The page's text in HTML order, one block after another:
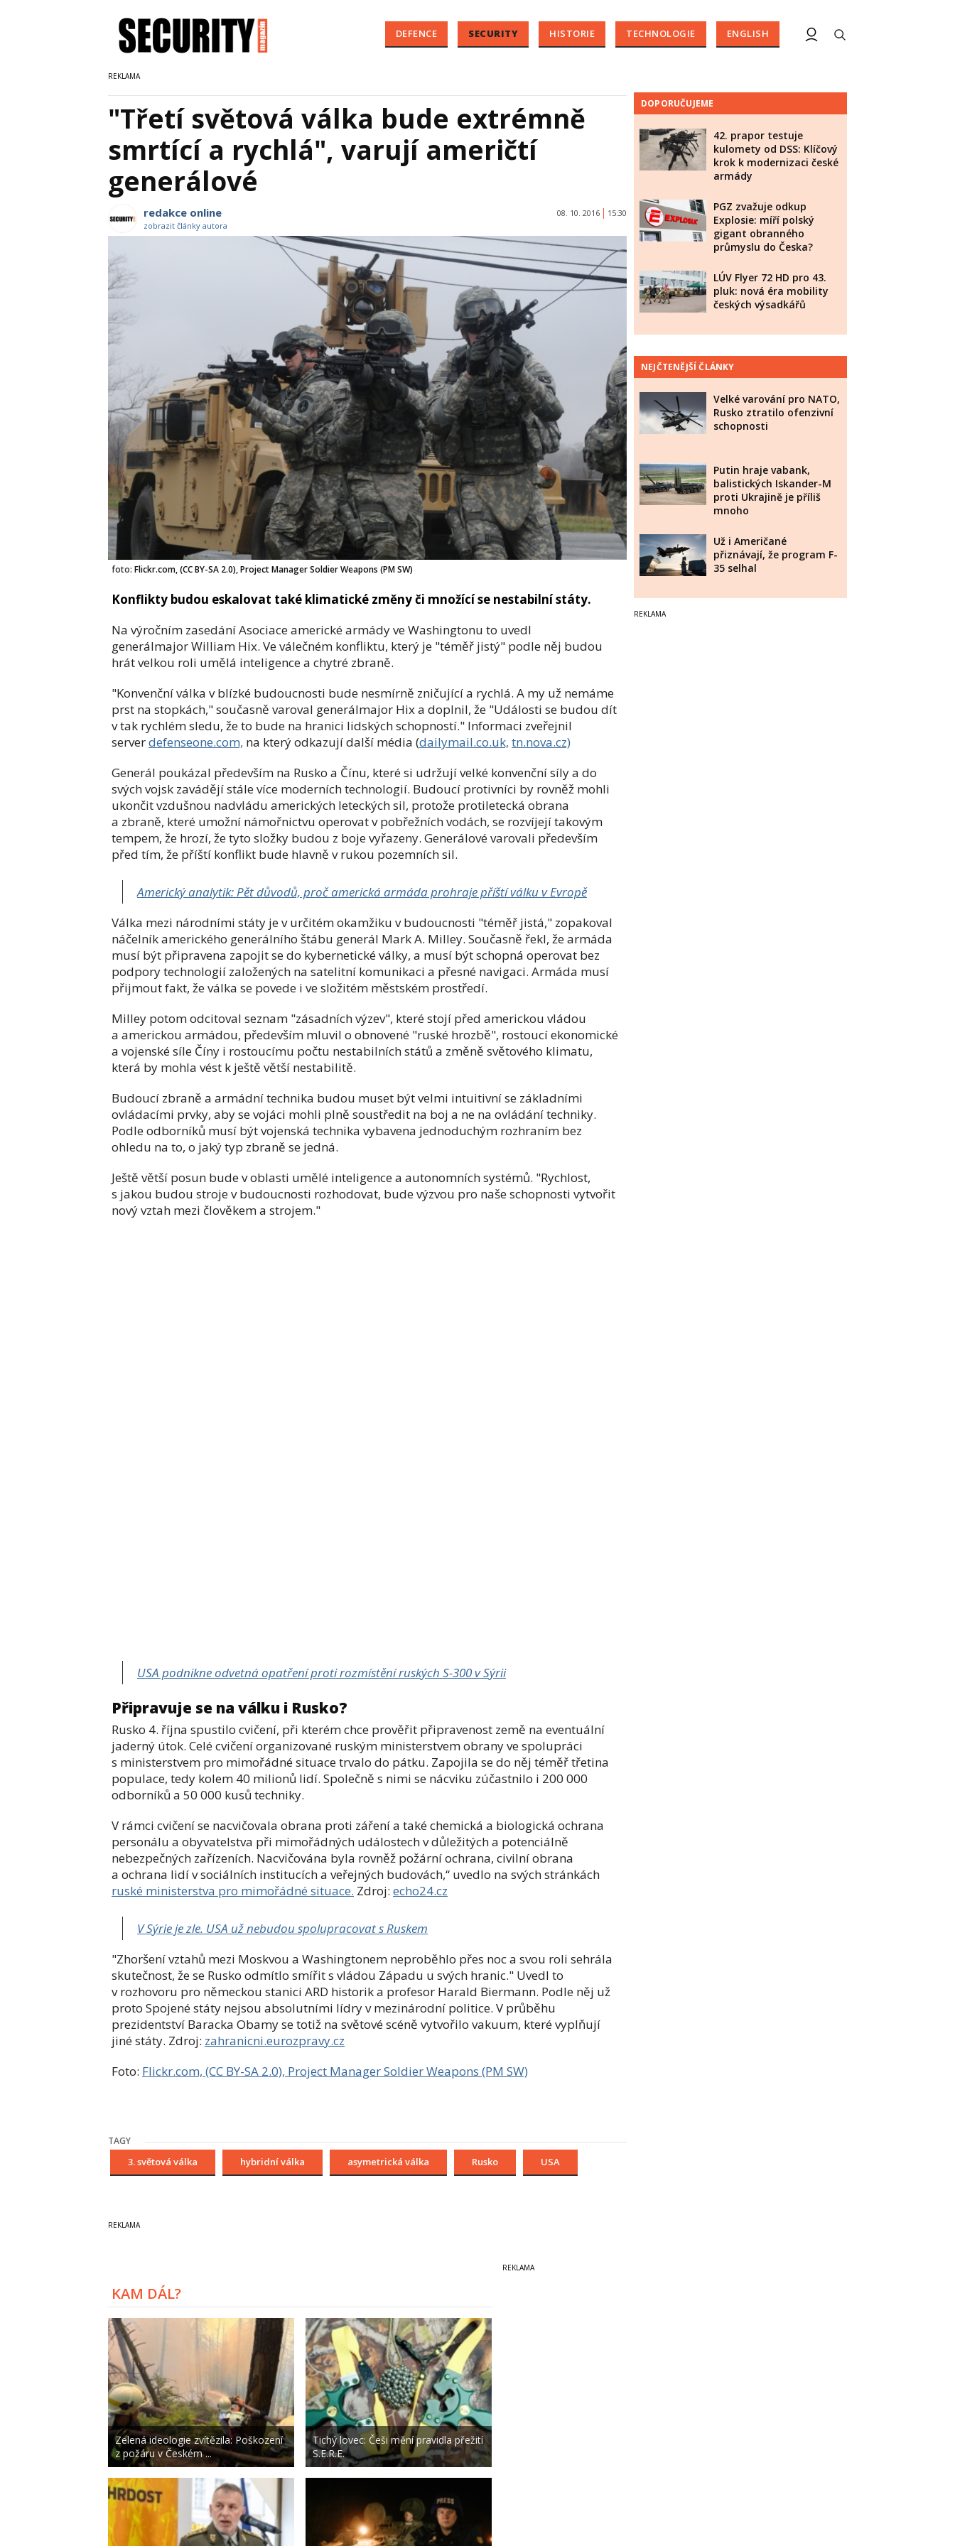
DEFENCE SECURITY HISTORIE TECHNOLOGIE ENGLISH
"Třetí světová válka bude extrémně
smrtící a rychlá", varují američtí
generálové
redakce online
zobrazit články autora
08. 10. 2016 15:30
foto: Flickr.com, (CC BY-SA 2.0), Project Manager Soldier Weapons (PM SW)
Konflikty budou eskalovat také klimatické změny či množící se nestabilní státy.
Na výročním zasedání Asociace americké armády ve Washingtonu to uvedl
generálmajorWilliam Hix. Ve válečném konfliktu, který je "téměř jistý" podle něj budou
hrát velkou roli umělá inteligence a chytré zbraně.
"Konvenční válka v blízké budoucnosti bude nesmírně zničující a rychlá. A my už nemáme
prst na stopkách," současně varoval generálmajor Hix a doplnil, že "Události se budou dít
v tak rychlém sledu, že to bude na hranici lidských schopností." Informaci zveřejnil
serverdefenseone.com, na který odkazují další média (dailymail.co.uk, tn.nova.cz)
Generál poukázal především na Rusko a Čínu, které si udržují velké konvenční síly a do
svých vojsk zavádějí stále více moderních technologií. Budoucí protivníci by rovněž mohli
ukončit vzdušnou nadvládu amerických leteckých sil, protože protiletecká obrana
a zbraně, které umožní námořnictvu operovat v pobřežních vodách, se rozvíjejí takovým
tempem, že hrozí, že tyto složky budou z boje vyřazeny. Generálové varovali především
před tím, že příští konflikt bude hlavně v rukou pozemních sil.
Americký analytik: Pět důvodů, proč americká armáda prohraje příští válku v Evropě
Válka mezi národními státy je v určitém okamžiku v budoucnosti "téměř jistá," zopakoval
náčelník amerického generálního štábu generál Mark A. Milley. Současně řekl, že armáda
musí být připravena zapojit se do kybernetické války, a musí být schopná operovat bez
podpory technologií založených na satelitní komunikaci a přesné navigaci. Armáda musí
přijmout fakt, že válka se povede i ve složitém městském prostředí.
Milley potom odcitoval seznam "zásadních výzev", které stojí před americkou vládou
a americkou armádou, především mluvil o obnovené "ruské hrozbě", rostoucí ekonomické
a vojenské síle Číny i rostoucímu počtu nestabilních států a změně světového klimatu,
která by mohla vést k ještě větší nestabilitě.
Budoucí zbraně a armádní technika budou muset být velmi intuitivní se základními
ovládacími prvky, aby se vojáci mohli plně soustředit na boj a ne na ovládání techniky.
Podle odborníků musí být vojenská technika vybavena jednoduchým rozhraním bez
ohledu na to, o jaký typ zbraně se jedná.
Ještě větší posun bude v oblasti umělé inteligence a autonomních systémů. "Rychlost,
s jakou budou stroje v budoucnosti rozhodovat, bude výzvou pro naše schopnosti vytvořit
nový vztah mezi člověkem a strojem."
USA podnikne odvetná opatření proti rozmístění ruských S-300 v Sýrii
Připravuje se na válku i Rusko?
Rusko 4. října spustilo cvičení, při kterém chce prověřit připravenost země na eventuální
jaderný útok. Celé cvičení organizované ruským ministerstvem obrany ve spolupráci
s ministerstvem pro mimořádné situace trvalo do pátku. Zapojila se do něj téměř třetina
populace, tedy kolem 40 milionů lidí. Společně s nimi se nácviku zúčastnilo i 200 000
odborníků a 50 000 kusů techniky.
V rámci cvičení se nacvičovala obrana proti záření a také chemická a biologická ochrana
personálu a obyvatelstva při mimořádných událostech v důležitých a potenciálně
nebezpečných zařízeních. Nacvičována byla rovněž požární ochrana, civilní obrana
a ochrana lidí v sociálních institucích a veřejných budovách,“ uvedlo na svých stránkách
ruské ministerstva pro mimořádné situace. Zdroj: echo24.cz
V Sýrie je zle. USA už nebudou spolupracovat s Ruskem
"Zhoršení vztahů mezi Moskvou a Washingtonem neproběhlo přes noc a svou roli sehrála
skutečnost, že se Rusko odmítlo smířit s vládou Západu u svých hranic." Uvedl to
vrozhovoru pro německou stanici ARD historik a profesor Harald Biermann. Podle něj už
proto Spojené státy nejsou absolutními lídry v mezinárodní politice. V průběhu
prezidentství Baracka Obamy se totiž na světové scéně vytvořilo vakuum, které vyplňují
jiné státy. Zdroj: zahranicni.eurozpravy.cz
Foto: Flickr.com, (CC BY-SA 2.0), Project Manager Soldier Weapons (PM SW)
TAGY
3. světová válka hybridní válka asymetrická válka Rusko USA
DOPORUČUJEME
42. prapor testuje
kulomety od DSS: Klíčový
krok k modernizaci české
armády
PGZ zvažuje odkup
Explosie: míří polský
gigant obranného
průmyslu do Česka?
LÚV Flyer 72 HD pro 43.
pluk: nová éra mobility
českých výsadkářů
NEJČTENĚJŠÍ ČLÁNKY
Velké varování pro NATO,
Rusko ztratilo ofenzivní
schopnosti
Putin hraje vabank,
balistických Iskander-M
proti Ukrajině je příliš
mnoho
Už i Američané
přiznávají, že program F-
35 selhal
KAM DÁL?
Zelená ideologie zvítězila: Poškození
z požáru v Českém ...
Tichý lovec: Češi mění pravidla přežití
S.E.R.E.